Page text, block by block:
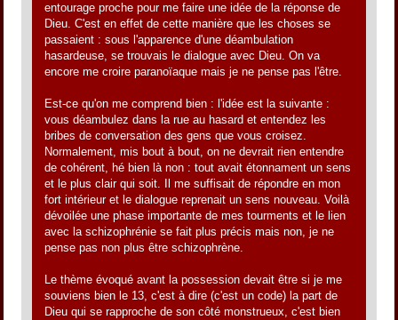
entourage proche pour me faire une idée de la réponse de
Dieu. C'est en effet de cette manière que les choses se
passaient : sous l'apparence d'une déambulation
hasardeuse, se trouvais le dialogue avec Dieu. On va
encore me croire paranoïaque mais je ne pense pas l'être.
Est-ce qu'on me comprend bien : l'idée est la suivante :
vous déambulez dans la rue au hasard et entendez les
bribes de conversation des gens que vous croisez.
Normalement, mis bout à bout, on ne devrait rien entendre
de cohérent, hé bien là non : tout avait étonnament un sens
et le plus clair qui soit. Il me suffisait de répondre en mon
fort intérieur et le dialogue reprenait un sens nouveau. Voilà
dévoilée une phase importante de mes tourments et le lien
avec la schizophrénie se fait plus précis mais non, je ne
pense pas non plus être schizophrène.
Le thème évoqué avant la possession devait être si je me
souviens bien le 13, c'est à dire (c'est un code) la part de
Dieu qui se rapproche de son côté monstrueux, c'est bien